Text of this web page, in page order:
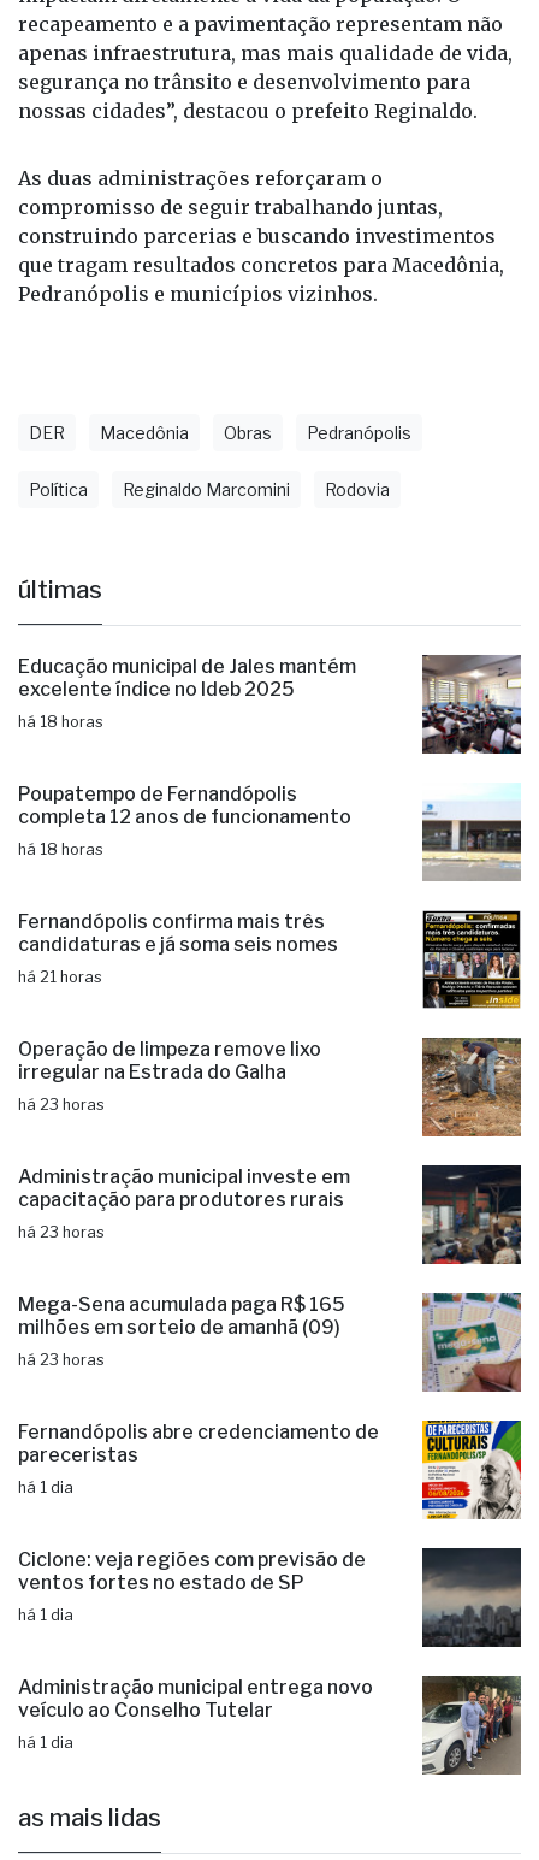
recapeamento e a pavimentação representam não
apenas infraestrutura, mas mais qualidade de vida,
segurança no trânsito e desenvolvimento para
nossas cidades”, destacou o prefeito Reginaldo.
As duas administrações reforçaram o
compromisso de seguir trabalhando juntas,
construindo parcerias e buscando investimentos
que tragam resultados concretos para Macedônia,
Pedranópolis e municípios vizinhos.
DER Macedônia Obras Pedranópolis
Política Reginaldo Marcomini Rodovia
últimas
Educação municipal de Jales mantém
excelente índice no Ideb 2025
há 18 horas
Poupatempo de Fernandópolis
completa 12 anos de funcionamento
há 18 horas
Fernandópolis confirma mais três
candidaturas e já soma seis nomes
há 21 horas
Operação de limpeza remove lixo
irregular na Estrada do Galha
há 23 horas
Administração municipal investe em
capacitação para produtores rurais
há 23 horas
Mega-Sena acumulada paga R$ 165
milhões em sorteio de amanhã (09)
há 23 horas
Fernandópolis abre credenciamento de
pareceristas
há 1 dia
Ciclone: veja regiões com previsão de
ventos fortes no estado de SP
há 1 dia
Administração municipal entrega novo
veículo ao Conselho Tutelar
há 1 dia
as mais lidas